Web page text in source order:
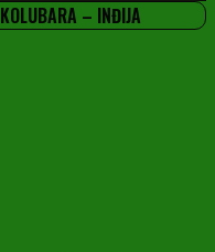
KOLUBARA – INĐIJA